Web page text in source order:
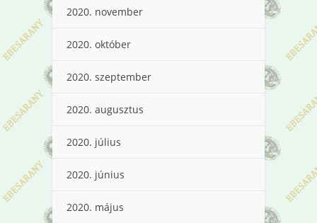
2020. november
2020. október
2020. szeptember
2020. augusztus
2020. július
2020. június
2020. május